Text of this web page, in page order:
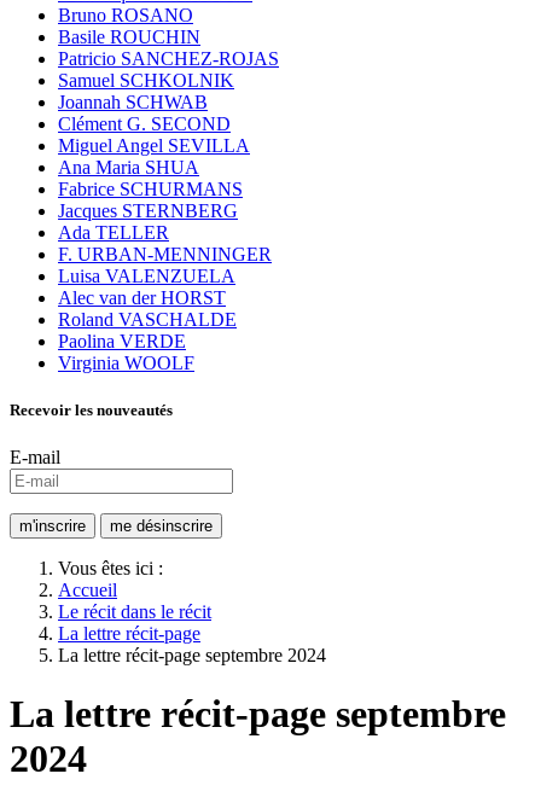
Bruno ROSANO
Basile ROUCHIN
Patricio SANCHEZ-ROJAS
Samuel SCHKOLNIK
Joannah SCHWAB
Clément G. SECOND
Miguel Angel SEVILLA
Ana Maria SHUA
Fabrice SCHURMANS
Jacques STERNBERG
Ada TELLER
F. URBAN-MENNINGER
Luisa VALENZUELA
Alec van der HORST
Roland VASCHALDE
Paolina VERDE
Virginia WOOLF
Recevoir les nouveautés
E-mail
Vous êtes ici :
Accueil
Le récit dans le récit
La lettre récit-page
La lettre récit-page septembre 2024
La lettre récit-page septembre
2024